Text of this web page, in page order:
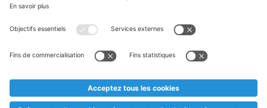
Textes marqués d'un astérisque et mentions légales
* Nous vendons ces articles temporairement et jusqu'à
au cas où, malgré le planning bien étudié, nous serions
prématurément en rupture de stock. Prix Recupel et TVA incl.
** Sur ce site, l’utilisation de la forme masculine a été adoptée